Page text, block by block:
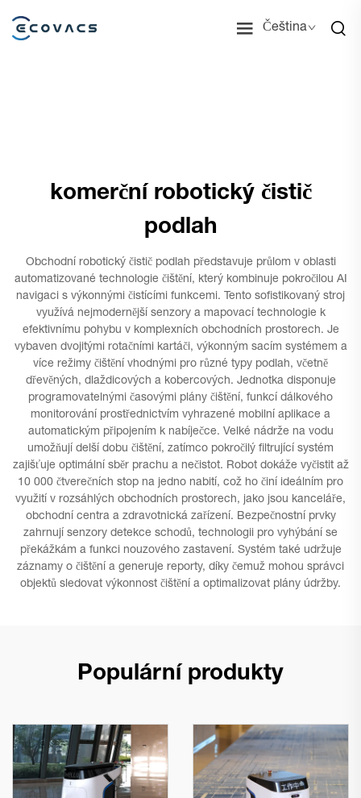
Čeština
komerční robotický čistič
podlah
Obchodní robotický čistič podlah představuje průlom v oblasti
automatizované technologie čištění, který kombinuje pokročilou AI
navigaci s výkonnými čistícími funkcemi. Tento sofistikovaný stroj
využívá nejmodernější senzory a mapovací technologie k
efektivnímu pohybu v komplexních obchodních prostorech. Je
vybaven dvojitými rotačními kartáči, výkonným sacím systémem a
více režimy čištění vhodnými pro různé typy podlah, včetně
dřevěných, dlaždicových a kobercových. Jednotka disponuje
programovatelnými časovými plány čištění, funkcí dálkového
monitorování prostřednictvím vyhrazené mobilní aplikace a
automatickým připojením k nabíječce. Velké nádrže na vodu
umožňují delší dobu čištění, zatímco pokročilý filtrující systém
zajišťuje optimální sběr prachu a nečistot. Robot dokáže vyčistit až
10 000 čtverečních stop na jedno nabití, což ho činí ideálním pro
využití v rozsáhlých obchodních prostorech, jako jsou kanceláře,
obchodní centra a zdravotnická zařízení. Bezpečnostní prvky
zahrnují senzory detekce schodů, technologii pro vyhýbání se
překážkám a funkci nouzového zastavení. Systém také udržuje
záznamy o čištění a generuje reporty, díky čemuž mohou správci
objektů sledovat výkonnost čištění a optimalizovat plány údržby.
Populární produkty